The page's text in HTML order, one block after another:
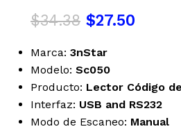
$34.38 $27.50
Marca: 3nStar
Modelo: Sc050
Producto: Lector Código
Interfaz: USB and RS232
Modo de Escaneo: Manual